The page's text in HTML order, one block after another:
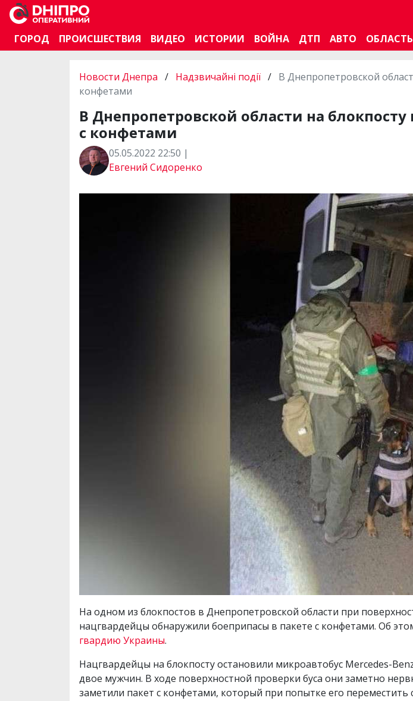
ГОРОД
ПРОИСШЕСТВИЯ ВИДЕО ИСТОРИИ ВОЙНА ДТП АВТО ОБЛАСТЬ
Новости Днепра / Надзвичайні події / В Днепропетровской
конфетами
В Днепропетровской области на
с конфетами
05.05.2022 22:50 |
Евгений Сидоренко
На одном из блокпостов в Днепропетровской области при
нацгвардейцы обнаружили боеприпасы в пакете с конфетами. Об
гвардию Украины.
Нацгвардейцы на блокпосту остановили микроавтобус Mercedes-
двое мужчин. В ходе поверхностной проверки буса они заметно
заметили пакет с конфетами, который при попытке его переместить